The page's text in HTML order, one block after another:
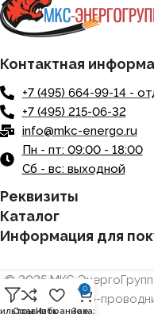
Контактная
+7 (495) 664-99-14 -
+7 (495) 215-06-32
info@mkc-energo.ru
Пн - пт: 09:00 - 18:00
Сб - вс: выходной
Реквизиты
Каталог
Информация для
© 2025 МКС
и кабельно-
СравнитьИзбранное
0
Заказ